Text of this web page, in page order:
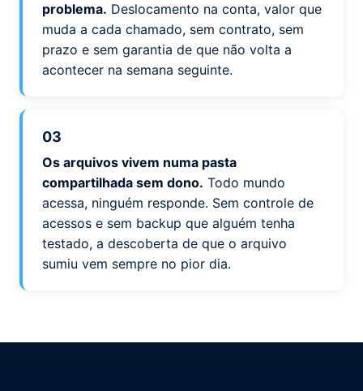
problema. Deslocamento na conta, valor que
muda a cada chamado, sem contrato, sem
prazo e sem garantia de que não volta a
acontecer na semana seguinte.
03
Os arquivos vivem numa pasta
compartilhada sem dono. Todo mundo
acessa, ninguém responde. Sem controle de
acessos e sem backup que alguém tenha
testado, a descoberta de que o arquivo
sumiu vem sempre no pior dia.